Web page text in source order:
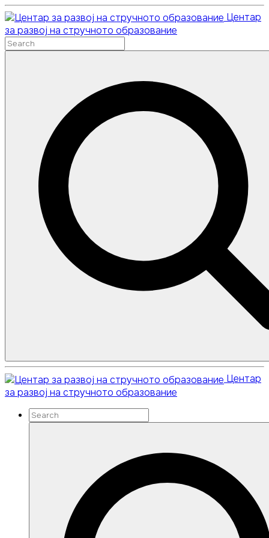
Skip
to
content
Центар
за развој на стручното образование
Search
Search
for:
Центар
за развој на стручното образование